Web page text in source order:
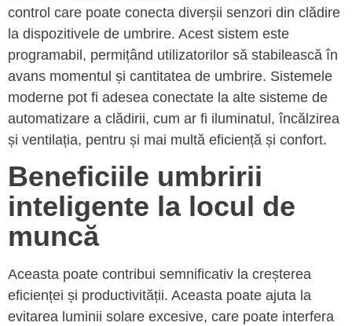
control care poate conecta diverșii senzori din clădire
la dispozitivele de umbrire. Acest sistem este
programabil, permițând utilizatorilor să stabilească în
avans momentul și cantitatea de umbrire. Sistemele
moderne pot fi adesea conectate la alte sisteme de
automatizare a clădirii, cum ar fi iluminatul, încălzirea
și ventilația, pentru și mai multă eficiență și confort.
Beneficiile umbririi
inteligente la locul de
muncă
Aceasta poate contribui semnificativ la creșterea
eficienței și productivității. Aceasta poate ajuta la
evitarea luminii solare excesive, care poate interfera